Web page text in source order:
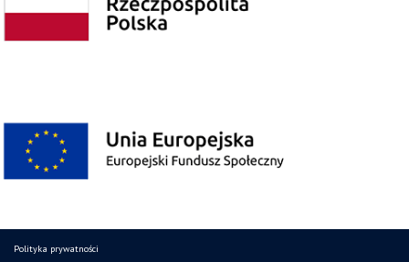
Polityka prywatności